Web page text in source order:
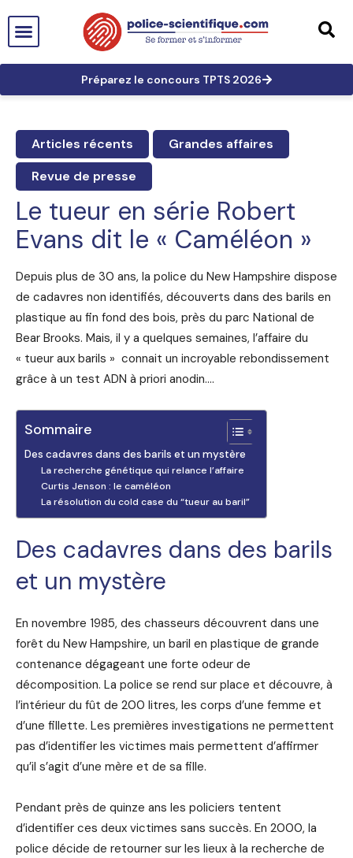
Préparez le concours TPTS 2026
Articles récents
Grandes affaires
Revue de presse
Le tueur en série Robert
Evans dit le « Caméléon »
Depuis plus de 30 ans, la police du New Hampshire dispose
de cadavres non identifiés, découverts dans des barils en
plastique au fin fond des bois, près du parc National de
Bear Brooks. Mais, il y a quelques semaines, l’affaire du
« tueur aux barils » connait un incroyable rebondissement
grâce à un test ADN à priori anodin….
Sommaire
Des cadavres dans des barils et un mystère
La recherche génétique qui relance l’affaire
Curtis Jenson : le caméléon
La résolution du cold case du “tueur au baril”
Des cadavres dans des barils
et un mystère
En novembre 1985, des chasseurs découvrent dans une
forêt du New Hampshire, un baril en plastique de grande
contenance dégageant une forte odeur de
décomposition. La police se rend sur place et découvre, à
l’intérieur du fût de 200 litres, les corps d’une femme et
d’une fillette. Les premières investigations ne permettent
pas d’identifier les victimes mais permettent d’affirmer
qu’il s’agit d’une mère et de sa fille.
Pendant près de quinze ans les policiers tentent
d’identifier ces deux victimes sans succès. En 2000, la
police décide de retourner sur les lieux à la recherche de